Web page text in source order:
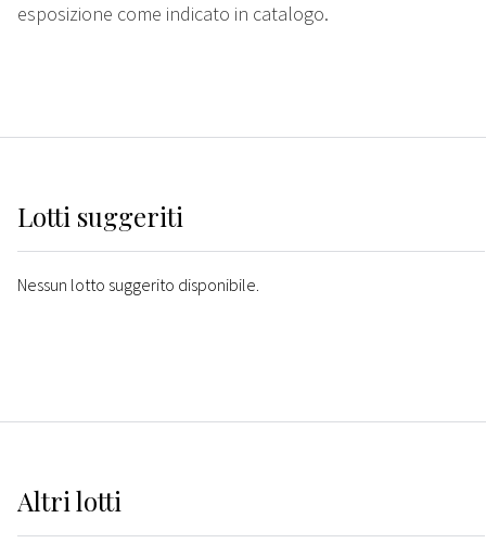
esposizione come indicato in catalogo.
Lotti suggeriti
Nessun lotto suggerito disponibile.
Altrilotti